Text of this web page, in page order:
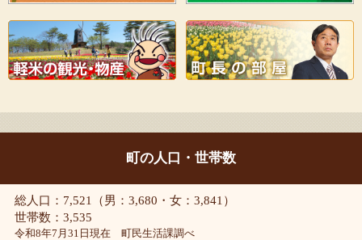
町の人口・世帯数
総人口：7,521（男：3,680・女：3,841）
世帯数：3,535
令和8年7月31日現在 町民生活課調べ